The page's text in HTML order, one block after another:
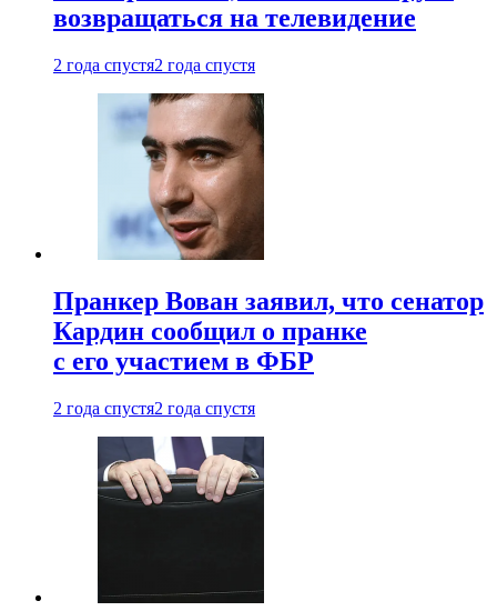
возвращаться на телевидение
2 года спустя2 года спустя
Пранкер Вован заявил, что сенатор
Кардин сообщил о пранке
с его участием в ФБР
2 года спустя2 года спустя